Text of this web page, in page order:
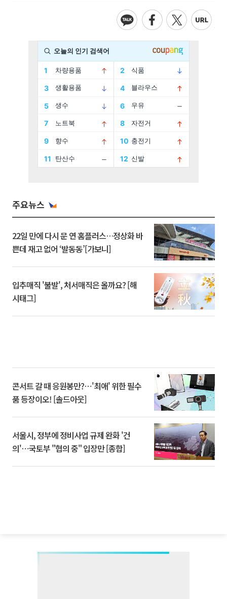
주요뉴스
22일 만에 다시 문 연 홈플러스…정상화 바
쁜데 재고 없어 ‘발동동’[가보니]
입추매직 '불발', 처서매직은 올까요? [해
시태그]
콘서트 갈 때 응원봉만?⋯'최애' 위한 필수
품 등장이오! [솔드아웃]
서울시, 정부에 정비사업 규제 완화 '건
의'⋯국토부 "협의 중" 입장만 [종합]